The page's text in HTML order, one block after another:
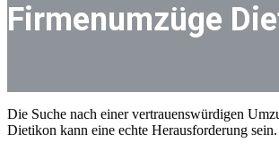
Firmenumzüge
Die Suche nach einer vertrauenswürdigen
Dietikon kann eine echte Herausforderung sein.